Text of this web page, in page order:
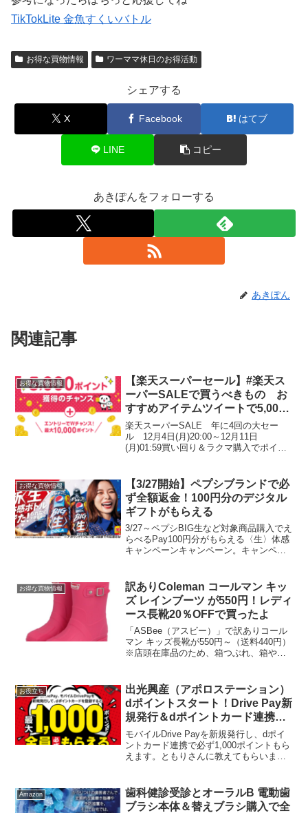
TikTokLite 金魚すくいバトル
お得な買物情報 ワーママ休日のお得活動
シェアする
X Facebook はてブ
LINE コピー
あきぽんをフォローする
あきぽん
関連記事
お得な買物情報
【楽天スーパーセール】#楽天ス
ーパーSALEで買うべきもの お
すすめアイテムツイートで5,000
ポイントプレゼント！
楽天スーパーSALE 年に4回の大セー
ル 12月4日(月)20:00～12月11日
(月)01:59買い回り＆ラクマ購入でポイン
ポイント4倍獲得上限ポイント：1,00...
お得な買物情報
【3/27開始】ペプシブランドで必
ず全額返金！100円分のデジタル
ギフトがもらえる
3/27～ペプシBIG生など対象商品購入でえ
らべるPay100円分がもらえる〈生〉体感
キャンペーンキャンペーン。キャンペー
応募シールPayPay100円分に交換完...
お得な買物情報
訳ありColeman コールマン キッ
ズ レインブーツ が550円！レディ
ース長靴20％OFFで買ったよ
「ASBee（アスビー）」で訳ありコール
マン キッズ長靴が550円～（送料440円）
※店頭在庫品のため、箱つぶれ、箱やぶ
配布中】Coleman コールマン キッズ レ
イン...
お役立ち
出光興産（アポロステーション）
dポイントスタート！Drive Pay新
規発行＆dポイントカード連携で
必ず1,000ポイントもらえる
モバイルDrive Payを新規発行し、dポイ
ントカード連携で必ず1,000ポイントもら
えます。ともりさんに教えてもらいまし
発行＆dポイントカード...
Amazon
歯科健診受診とオーラルB 電動歯
ブラシ本体＆替えブラシ購入で全